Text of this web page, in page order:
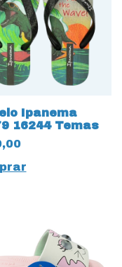
Ipanema
16244 Temas